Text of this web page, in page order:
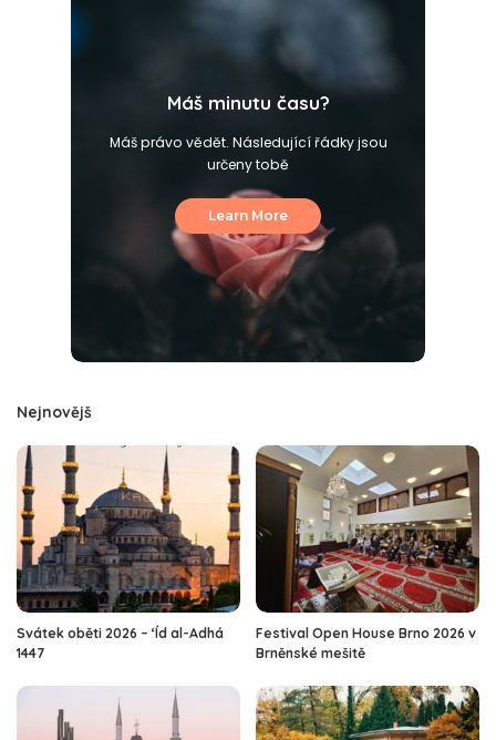
Máš minutu času?
Máš právo vědět. Následující řádky jsou
určeny tobě
Learn More
Nejnovějš
Svátek oběti 2026 – ‘Íd al-Adhá
1447
Festival Open House Brno 2026 v
Brněnské mešitě